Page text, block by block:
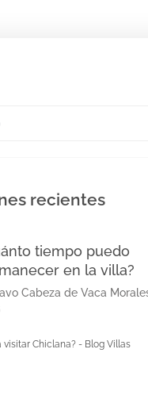
recientes
tiempo puedo
en la villa?
Cabeza de Vaca